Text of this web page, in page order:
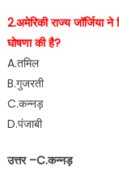
2.अमेरिकी राज्य जॉर्जिया
घोषणा की है?
A.तमिल
B.गुजरती
C.कन्नड़
D.पंजाबी
उत्तर –C.कन्नड़